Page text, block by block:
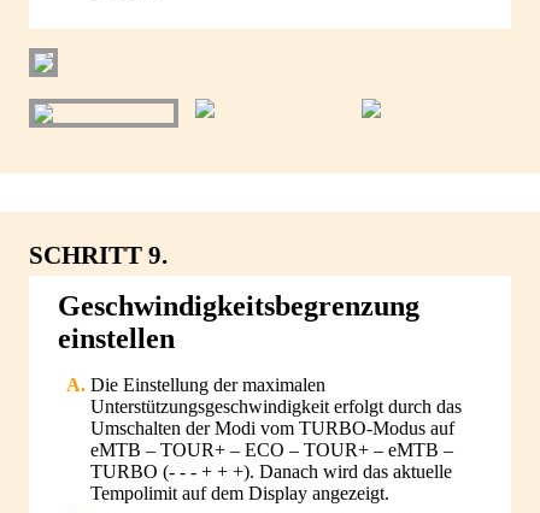
SCHRITT 9.
Geschwindigkeitsbegrenzung
einstellen
Die Einstellung der maximalen
Unterstützungsgeschwindigkeit erfolgt durch das
Umschalten der Modi vom TURBO-Modus auf
eMTB – TOUR+ – ECO – TOUR+ – eMTB –
TURBO (- - - + + +). Danach wird das aktuelle
Tempolimit auf dem Display angezeigt.